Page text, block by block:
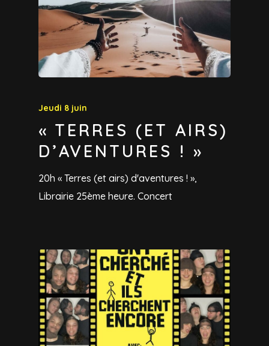
Jeudi 8 juin
« TERRES (ET AIRS)
D’AVENTURES ! »
20h « Terres (et airs) d'aventures ! »,
Librairie 25ème heure. Concert